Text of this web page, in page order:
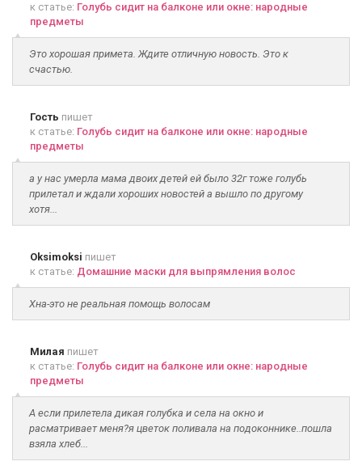
к статье: Голубь сидит на балконе или окне: народные
предметы
Это хорошая примета. Ждите отличную новость. Это к
счастью.
Гость пишет
к статье: Голубь сидит на балконе или окне: народные
предметы
а у нас умерла мама двоих детей ей было 32г тоже голубь
прилетал и ждали хороших новостей а вышло по другому
хотя...
Oksimoksi пишет
к статье: Домашние маски для выпрямления волос
Хна-это не реальная помощь волосам
Милая пишет
к статье: Голубь сидит на балконе или окне: народные
предметы
А если прилетела дикая голубка и села на окно и
расматривает меня?я цветок поливала на подоконнике..пошла
взяла хлеб...